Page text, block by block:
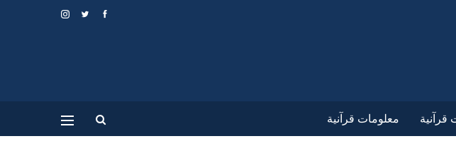
قرآنية معلومات قرآنية